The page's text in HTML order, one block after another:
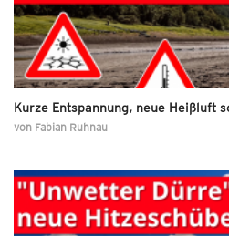
Kurze Entspannung, neue Heißluft
von Fabian Ruhnau